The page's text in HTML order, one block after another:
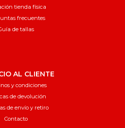
tienda física
frecuentes
de tallas
AL CLIENTE
y condiciones
de devolución
de envío y retiro
Contacto